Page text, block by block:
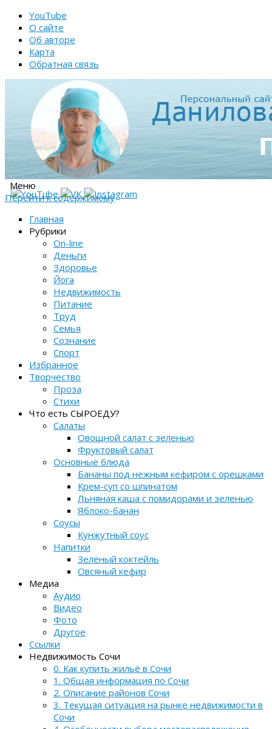
YouTube
О сайте
Об авторе
Карта
Обратная связь
Меню
Перейти к содержимому
Главная
Рубрики
On-line
Деньги
Здоровье
Йога
Недвижимость
Питание
Труд
Семья
Сознание
Спорт
Избранное
Творчество
Проза
Стихи
Что есть СЫРОЕДУ?
Салаты
Овощной салат с зеленью
Фруктовый салат
Основные блюда
Бананы под нежным кефиром с орешками
Крем-суп со шпинатом
Льняная каша с помидорами и зеленью
Яблоко-банан
Соусы
Кунжутный соус
Напитки
Зелёный коктейль
Овсяный кефир
Медиа
Аудио
Видео
Фото
Другое
Ссылки
Недвижимость Сочи
0. Как купить жильё в Сочи
1. Общая информация по Сочи
2. Описание районов Сочи
3. Текущая ситуация на рынке недвижимости в
Сочи